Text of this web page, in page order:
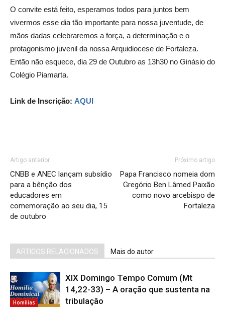
O convite está feito, esperamos todos para juntos bem
vivermos esse dia tão importante para nossa juventude, de
mãos dadas celebraremos a força, a determinação e o
protagonismo juvenil da nossa Arquidiocese de Fortaleza.
Então não esquece, dia 29 de Outubro as 13h30 no Ginásio do
Colégio Piamarta.
Link de Inscrição: AQUI
Artigo anterior
CNBB e ANEC lançam subsídio
para a bênção dos
educadores em
comemoração ao seu dia, 15
de outubro
Próximo artigo
Papa Francisco nomeia dom
Gregório Ben Lâmed Paixão
como novo arcebispo de
Fortaleza
ARTIGOS RELACIONADOS Mais do autor
Homilias
XIX Domingo Tempo Comum (Mt
14,22-33) – A oração que sustenta na
tribulação